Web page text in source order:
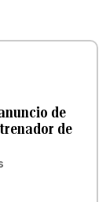
de
de